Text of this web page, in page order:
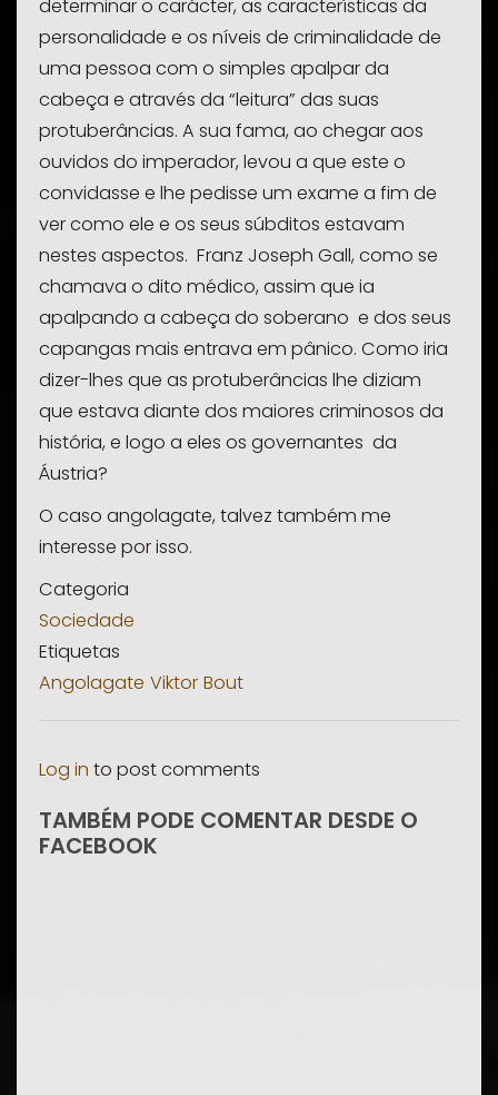
determinar o carácter, as características da
personalidade e os níveis de criminalidade de
uma pessoa com o simples apalpar da
cabeça e através da “leitura” das suas
protuberâncias. A sua fama, ao chegar aos
ouvidos do imperador, levou a que este o
convidasse e lhe pedisse um exame a fim de
ver como ele e os seus súbditos estavam
nestes aspectos. Franz Joseph Gall, como se
chamava o dito médico, assim que ia
apalpando a cabeça do soberano e dos seus
capangas mais entrava em pânico. Como iria
dizer-lhes que as protuberâncias lhe diziam
que estava diante dos maiores criminosos da
história, e logo a eles os governantes da
Áustria?
O caso angolagate, talvez também me
interesse por isso.
Categoria
Sociedade
Etiquetas
Angolagate Viktor Bout
Log in to post comments
TAMBÉM PODE COMENTAR DESDE O
FACEBOOK